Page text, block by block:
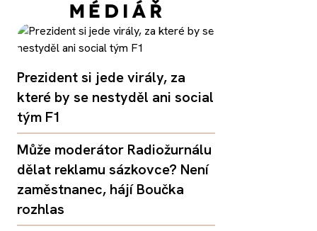
Prezident si jede virály, za
které by se nestyděl ani social
tým F1
Může moderátor Radiožurnálu
dělat reklamu sázkovce? Není
zaměstnanec, hájí Boučka
rozhlas